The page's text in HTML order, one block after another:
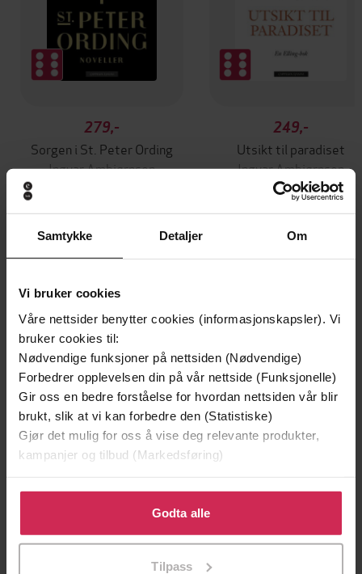
Samtykke Detaljer Om
Vi bruker cookies
Våre nettsider benytter cookies (informasjonskapsler). Vi
bruker cookies til:
Nødvendige funksjoner på nettsiden (Nødvendige)
Forbedrer opplevelsen din på vår nettside (Funksjonelle)
Gir oss en bedre forståelse for hvordan nettsiden vår blir
brukt, slik at vi kan forbedre den (Statistiske)
Gjør det mulig for oss å vise deg relevante produkter,
kampanjer og tilbud (Markedsføring)
Klikk på «Godta alle» for å gi oss ditt samtykke til å
bruke cookies for alle disse formålene. Du kan også
tilpasse ditt samtykke til spesifikke formål ved å klikke
Godta alle
Tilpass
279,-
Sorgen i St. Peter Ording
Ingvar Ambjørnsen
249,-
Utsikt til paradiset
Ingvar Ambjørnsen
EBOK